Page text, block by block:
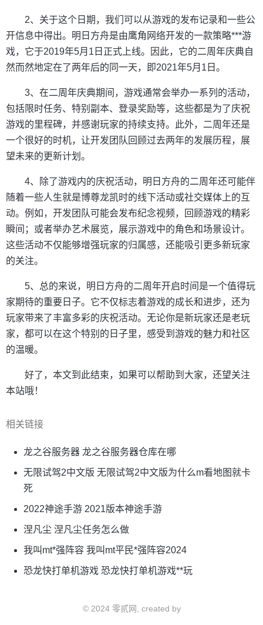
2、关于这个日期，我们可以从游戏的发布记录和一些公
开信息中得出。明日方舟是由鹰角网络开发的一款策略***游
戏，它于2019年5月1日正式上线。因此，它的二周年庆典自
然而然地定在了两年后的同一天，即2021年5月1日。
3、在二周年庆典期间，游戏通常会举办一系列的活动，
包括限时任务、特别副本、登录奖励等，这些都是为了庆祝
游戏的里程碑，并感谢玩家的持续支持。此外，二周年还是
一个很好的时机，让开发团队回顾过去两年的发展历程，展
望未来的更新计划。
4、除了游戏内的庆祝活动，明日方舟的二周年还可能伴
随着一些人生就是博尊龙凯时的线下活动或社交媒体上的互
动。例如，开发团队可能会发布纪念视频，回顾游戏的精彩
瞬间；或者举办艺术展览，展示游戏中的角色和场景设计。
这些活动不仅能够增强玩家的归属感，还能吸引更多新玩家
的关注。
5、总的来说，明日方舟的二周年开启时间是一个值得玩
家期待的重要日子。它不仅标志着游戏的成长和进步，还为
玩家带来了丰富多彩的庆祝活动。无论你是新玩家还是老玩
家，都可以在这个特别的日子里，感受到游戏的魅力和社区
的温暖。
好了，本文到此结束，如果可以帮助到大家，还望关注
本站哦！
相关链接
龙之谷服务器 龙之谷服务器仓库在哪
无限试驾2中文版 无限试驾2中文版为什么m看地图就卡
死
2022神途手游 2021版本神途手游
涅凡尘 涅凡尘任务怎么做
我叫mt*强阵容 我叫mt平民*强阵容2024
恐龙快打单机游戏 恐龙快打单机游戏**玩
© 2024 零贰网, created by